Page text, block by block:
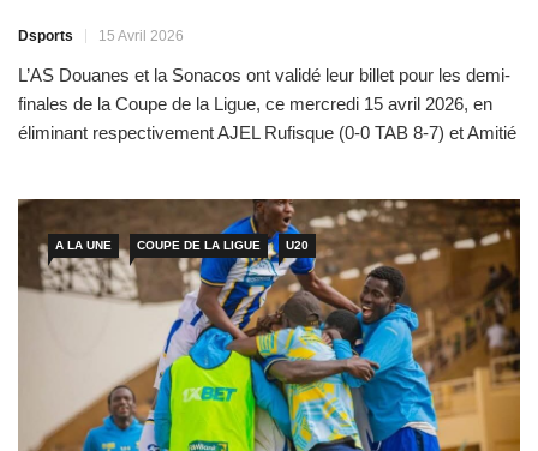
Dsports 15 Avril 2026
L’AS Douanes et la Sonacos ont validé leur billet pour les demi-
finales de la Coupe de la Ligue, ce mercredi 15 avril 2026, en
éliminant respectivement AJEL Rufisque (0-0 TAB 8-7) et Amitié
A LA UNE COUPE DE LA LIGUE U20